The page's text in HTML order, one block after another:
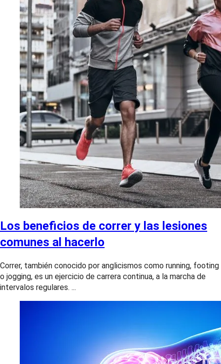
Los beneficios de correr y las lesiones
comunes al hacerlo
Correr, también conocido por anglicismos como running, footing
o jogging, es un ejercicio de carrera continua, a la marcha de
intervalos regulares. ...